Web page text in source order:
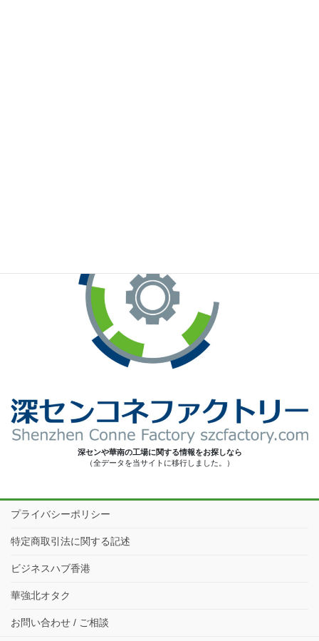
深センや華南の工場に関する情報をお探しなら
（全データを当サイトに移行しました。）
プライバシーポリシー
特定商取引法に関する記述
ビジネスハブ香港
華強北オタク
お問い合わせ / ご相談